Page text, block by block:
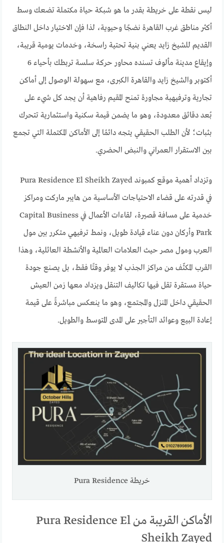
ليس نقطة على خريطة بقدر ما هو شبكة حياة مكتملة تضعك وسط
أكثر مناطق غرب القاهرة نضجًا وحيوية، لذا فإن الاختيار داخل النطاق
القديم للشيخ زايد يعني بنية تحتية راسخة، وخدمات يومية قريبة،
وإيقاع مدينة مألوف تسنده محاور حركة سلسة تربطك بأحياء 6
أكتوبر والشيخ زايد والقاهرة الكبرى، مع سهولة الوصول إلى أماكن
تجارية وترفيهية مجاورة تمنح المقيم رفاهية أن يجد كل شيء على
بُعد دقائق معدودة، وهو ما يضمن قيمة سكنية واستثمارية تتحرك
بثبات؛ لأن الطلب الحقيقي يتجه دائمًا إلى الأماكن المكتملة التي تجمع
بين الاستقرار العمراني والنبض الحضري.
وتزداد أهمية موقع كمبوند Pura Residence El Sheikh Zayed
في قدرته على قضاء الاحتياجات الأساسية من هايبر ماركت ومراكز
خدمية على مسافة قصيرة، لقاءات الأعمال في Capital Business
Park وأركان دون عناء قيادة طويل، ونمط ترفيهي متكرر بين مول
العرب ومول مصر حيث العلامات العالمية والأنشطة العائلية، وهذا
القرب المكثّف من مراكز الجذب لا يوفر وقتًا فقط، بل يصنع جودة
حياة مستقرة تقل فيها تكاليف التنقل ويزداد معها زمن العيش
الحقيقي داخل المنزل والمجتمع، وهو ما ينعكس مباشرةً على قيمة
إعادة البيع وعوائد التأجير على المدى المتوسط والطويل.
خريطة Pura Residence
الأماكن القريبة من Pura Residence El
Sheikh Zayed